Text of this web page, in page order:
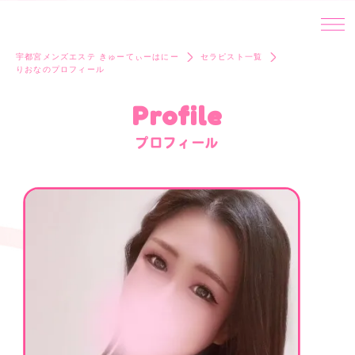
宇都宮メンズエステ きゅーてぃーはにー
セラピスト一覧
りおなのプロフィール
Profile
プロフィール